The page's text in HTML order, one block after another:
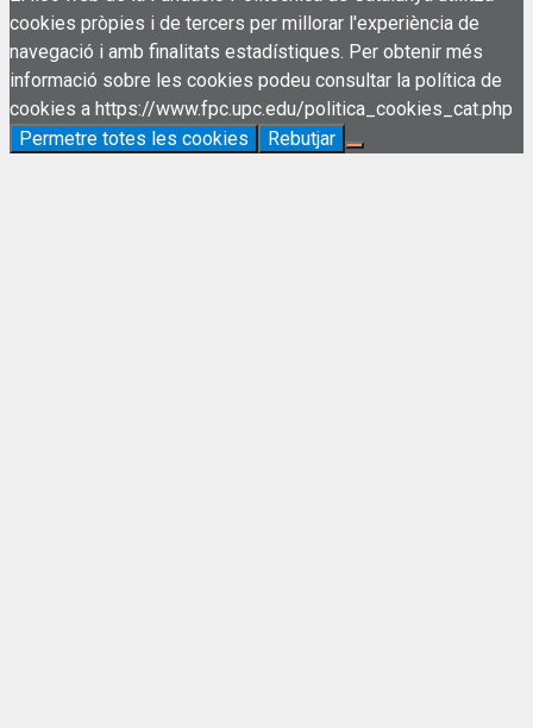
cookies pròpies i de tercers per millorar l'experiència de
navegació i amb finalitats estadístiques. Per obtenir més
informació sobre les cookies podeu consultar la política de
cookies a https://www.fpc.upc.edu/politica_cookies_cat.php
Permetre totes les cookies
Rebutjar